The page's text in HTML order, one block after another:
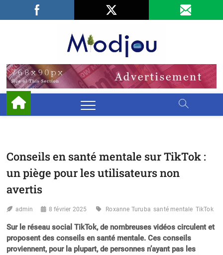
Facebook
LinkedIn
Conseils en santé mentale sur TikTok :
un piège pour les utilisateurs non
avertis
admin 8 février 2025 Roxanne Turuba santé mentale TikTok
Sur le réseau social TikTok, de nombreuses vidéos circulent et
proposent des conseils en santé mentale. Ces conseils
proviennent, pour la plupart, de personnes n’ayant pas les